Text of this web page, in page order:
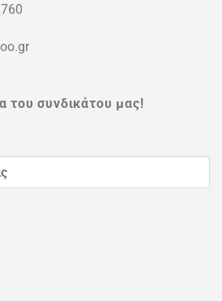
του συνδικάτου μας!